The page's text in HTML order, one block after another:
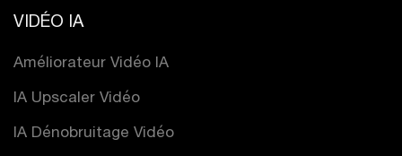
VIDÉO IA
Améliorateur Vidéo IA
IA Upscaler Vidéo
IA Dénobruitage Vidéo